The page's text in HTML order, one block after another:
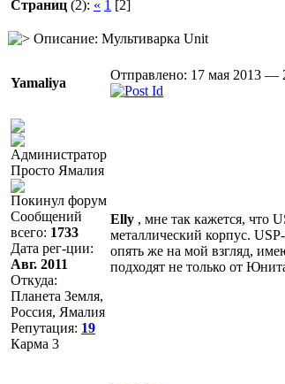
Страниц (2): « 1 [2]
Описание: Мультиварка Unit
Yamaliya
Отправлено: 17 мая 2013 —
Просто Ямалия
Покинул форум
Сообщений
всего: 1733
Дата рег-ции:
Авг. 2011
Откуда:
Планета Земля,
Россия, Ямалия
Репутация: 19
Карма 3
Elly , мне так кажется, что
металлический корпус.
опять же на мой взгляд,
подходят не только от